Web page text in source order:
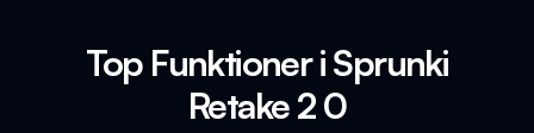
Top Funktioner i Sprunki
Retake 2 0